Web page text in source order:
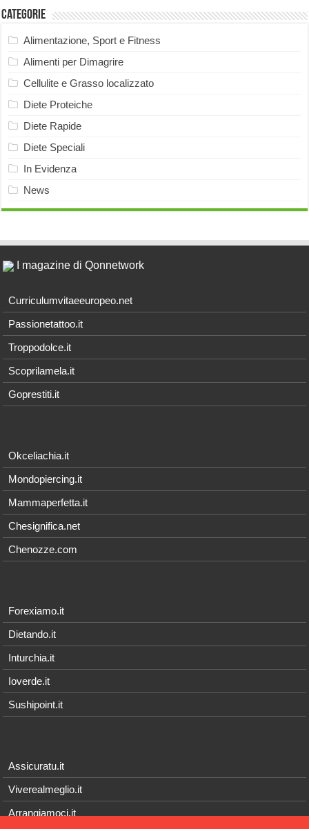
Categorie
Alimentazione, Sport e Fitness
Alimenti per Dimagrire
Cellulite e Grasso localizzato
Diete Proteiche
Diete Rapide
Diete Speciali
In Evidenza
News
I magazine di Qonnetwork
Curriculumvitaeeuropeo.net
Passionetattoo.it
Troppodolce.it
Scoprilamela.it
Goprestiti.it
Okceliachia.it
Mondopiercing.it
Mammaperfetta.it
Chesignifica.net
Chenozze.com
Forexiamo.it
Dietando.it
Inturchia.it
Ioverde.it
Sushipoint.it
Assicuratu.it
Viverealmeglio.it
Arrangiamoci.it